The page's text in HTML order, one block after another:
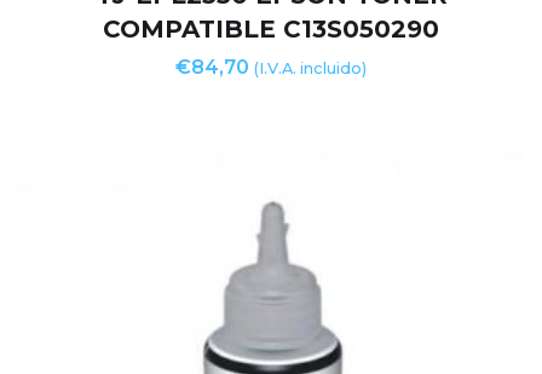
COMPATIBLE C13S050290
€84,70 (I.V.A. incluido)